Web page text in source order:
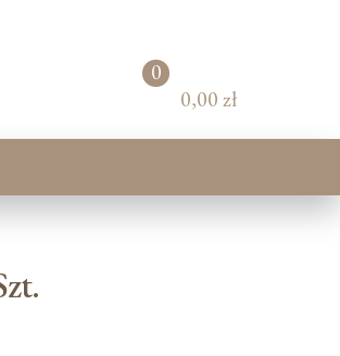
0
pr
uk
w
0,00 zł